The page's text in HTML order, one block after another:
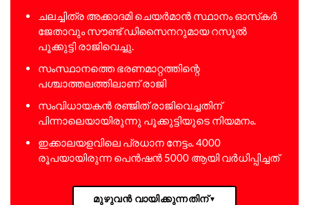
ചലച്ചിത്ര അക്കാദമി ചെയര്‍മാന്‍ സ്ഥാനം ഓസ്‌കര്‍
ജേതാവും സൗണ്ട് ഡിസൈനറുമായ റസൂല്‍
പൂക്കുട്ടി രാജിവെച്ചു.
സംസ്ഥാനത്തെ ഭരണമാറ്റത്തിന്റെ
പശ്ചാത്തലത്തിലാണ് രാജി
സംവിധായകന്‍ രഞ്ജിത് രാജിവെച്ചതിന്
പിന്നാലെയായിരുന്നു പൂക്കുട്ടിയുടെ നിയമനം.
ഇക്കാലയളവിലെ പ്രധാന നേട്ടം. 4000
രൂപയായിരുന്ന പെന്‍ഷന്‍ 5000 ആയി വര്‍ധിപ്പിച്ചത്
മുഴുവൻ വായിക്കുന്നതിന്▼